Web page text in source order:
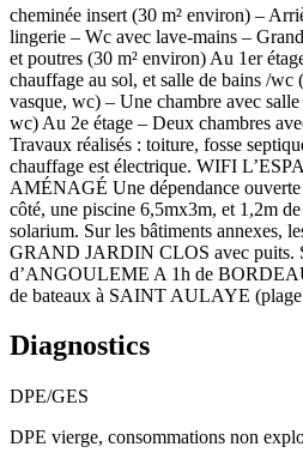
cheminée insert (30 m² environ) –
lingerie – Wc avec lave-mains –
et poutres (30 m² environ) Au 1er
chauffage au sol, et salle de bains /
vasque, wc) – Une chambre avec
wc) Au 2e étage – Deux chambres
Travaux réalisés : toiture, fosse
chauffage est électrique. WIFI
AMÉNAGÉ Une dépendance ouverte
côté, une piscine 6,5mx3m, et 1,2m
solarium. Sur les bâtiments annexes,
GRAND JARDIN CLOS avec puits.
d’ANGOULEME A 1h de
de bateaux à SAINT AULAYE
Diagnostics
DPE/GES
DPE vierge, consommations non